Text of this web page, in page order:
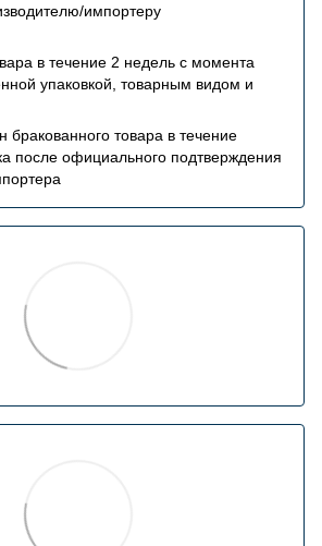
импортеру
в течение 2 недель с момента
упаковкой, товарным видом и
бракованного товара в течение
после официального подтверждения